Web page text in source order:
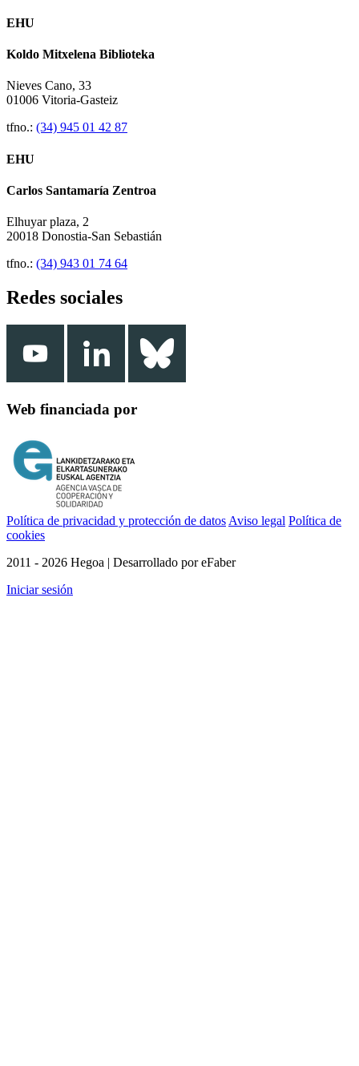
EHU
Koldo Mitxelena Biblioteka
Nieves Cano, 33
01006 Vitoria-Gasteiz
tfno.: (34) 945 01 42 87
EHU
Carlos Santamaría Zentroa
Elhuyar plaza, 2
20018 Donostia-San Sebastián
tfno.: (34) 943 01 74 64
Redes sociales
Web financiada por
Política de privacidad y protección de datos Aviso legal Política de
cookies
2011 - 2026 Hegoa | Desarrollado por eFaber
Iniciar sesión